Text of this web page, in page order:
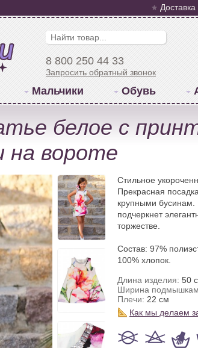
8 800 250 44 33
Запросить обратный звонок
Мальчики Обувь
белое с
на вороте
Стильное
Прекрасная
крупными бусинам.
подчеркнет
торжестве.
Состав: 97%
100% хлопок.
Длина изделия: 50
Ширина
Плечи: 22 см
Как мы делаем